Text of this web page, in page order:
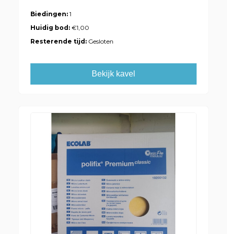
Biedingen: 1
Huidig bod:€1,00
Resterende tijd: Gesloten
Bekijk kavel